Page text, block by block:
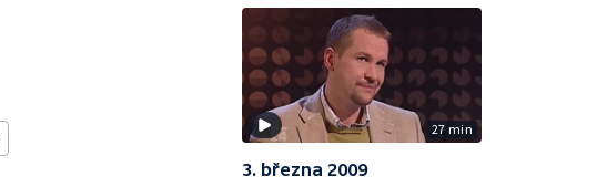
27 min
3. března 2009